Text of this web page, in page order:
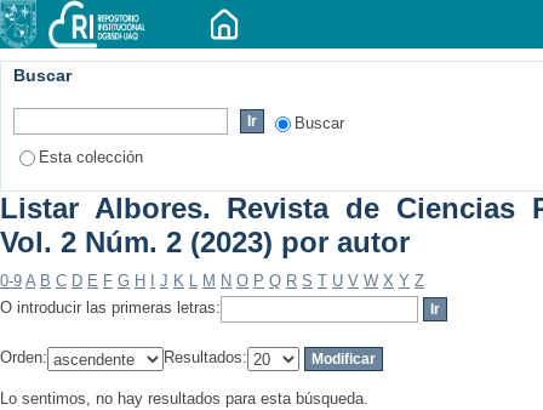
Buscar
Buscar
Esta colección
Listar Albores. Revista de Ciencias
Vol. 2 Núm. 2 (2023) por autor
0-9 A B C D E F G H J K L M N O P Q R S T U V W X Y Z
O introducir las primeras letras:
Orden: Resultados:
Lo sentimos, no hay resultados para esta búsqueda.